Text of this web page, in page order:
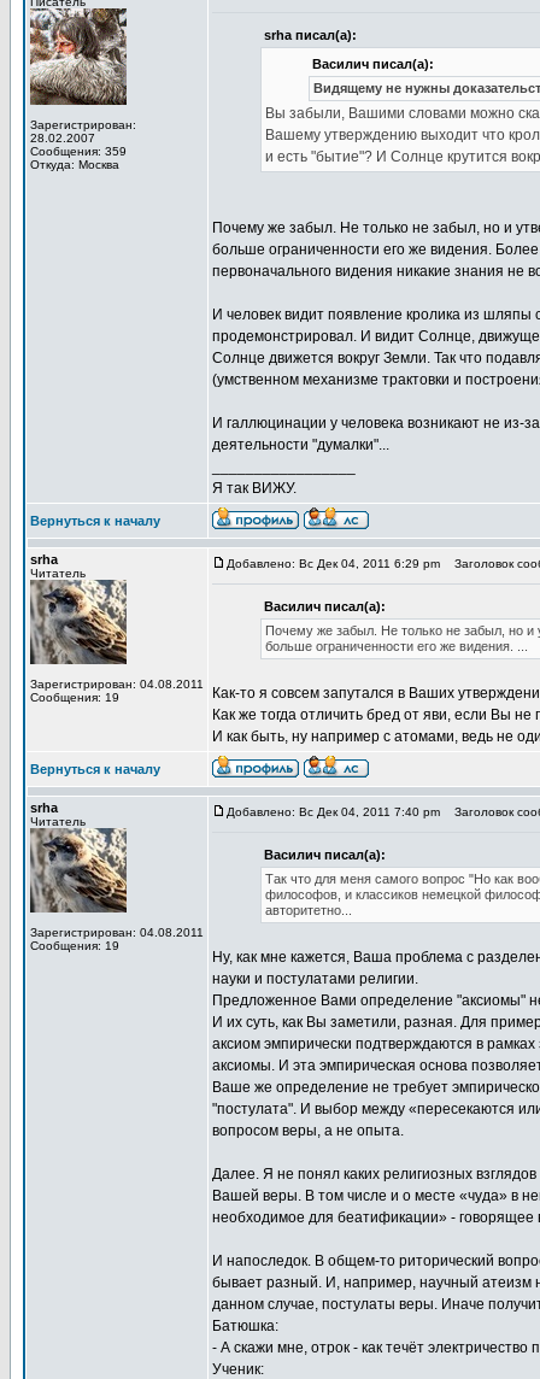
Зарегистрирован:
28.02.2007
Сообщения: 359
Откуда: Москва
srha писал(а):
Василич писал(а):
Видящему не нужны
Вы забыли, Вашими словами можно
Вашему утверждению выходит что
и есть "бытие"? И Солнце крутится
Почему же забыл. Не только не забыл, но и
больше ограниченности его же видения.
первоначального видения никакие знания не
И человек видит появление кролика из
продемонстрировал. И видит Солнце,
Солнце движется вокруг Земли. Так что
(умственном механизме трактовки и
И галлюцинации у человека возникают не из-
деятельности "думалки"...
Я так ВИЖУ.
Вернуться к началу
srha
Читатель
Зарегистрирован: 04.08.2011
Сообщения: 19
Добавлено: Вс Дек 04, 2011 6:29 pm Заголовок
Василич писал(а):
Почему же забыл. Не только не забыл, но и
больше ограниченности его же видения. ...
Как-то я совсем запутался в Ваших
Как же тогда отличить бред от яви, если Вы
И как быть, ну например с атомами, ведь не
Вернуться к началу
srha
Читатель
Зарегистрирован: 04.08.2011
Сообщения: 19
Добавлено: Вс Дек 04, 2011 7:40 pm Заголовок
Василич писал(а):
Так что для меня самого вопрос "Но как
философов, и классиков немецкой
авторитетно...
Ну, как мне кажется, Ваша проблема с
науки и постулатами религии.
Предложенное Вами определение "аксиомы"
И их суть, как Вы заметили, разная. Для
аксиом эмпирически подтверждаются в
аксиомы. И эта эмпирическая основа
Ваше же определение не требует
"постулата". И выбор между «пересекаются
вопросом веры, а не опыта.
Далее. Я не понял каких религиозных
Вашей веры. В том числе и о месте «чуда» в
необходимое для беатификации» - говорящее
И напоследок. В общем-то риторический
бывает разный. И, например, научный атеизм
данном случае, постулаты веры. Иначе
Батюшка:
- А скажи мне, отрок - как течёт электричество
Ученик: